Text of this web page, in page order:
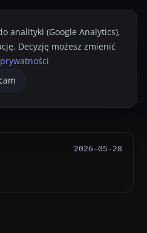
Notifier Changelog
2026-05-28
analityki (Google Analytics),
Decyzję możesz zmienić